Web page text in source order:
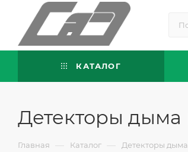
КАТАЛОГ
Детекторы дыма
Главная — Каталог — Детекторы дыма